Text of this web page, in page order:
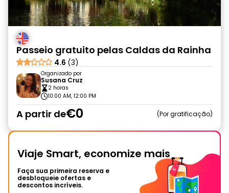
Passeio gratuito pelas Caldas da Rainha
4.6 (3)
Organizado por
Susana Cruz
2 horas
10:00 AM, 12:00 PM
A partir de€0 Por gratificação
Viaje Smart, economize mais
Faça sua primeira reserva e
desbloqueie ofertas e
descontos incríveis.